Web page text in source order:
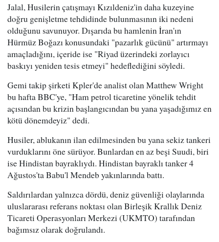
Jalal, Husilerin çatışmayı Kızıldeniz'in daha kuzeyine
doğru genişletme tehdidinde bulunmasının iki nedeni
olduğunu savunuyor. Dışarıda bu hamlenin İran'ın
Hürmüz Boğazı konusundaki "pazarlık gücünü" artırmayı
amaçladığını, içeride ise "Riyad üzerindeki zorlayıcı
baskıyı yeniden tesis etmeyi" hedeflediğini söyledi.
Gemi takip şirketi Kpler'de analist olan Matthew Wright
bu hafta BBC'ye, "Ham petrol ticaretine yönelik tehdit
açısından bu krizin başlangıcından bu yana yaşadığımız en
kötü dönemdeyiz" dedi.
Husiler, ablukanın ilan edilmesinden bu yana sekiz tankeri
vurduklarını öne sürüyor. Bunlardan en az beşi Suudi, biri
ise Hindistan bayraklıydı. Hindistan bayraklı tanker 4
Ağustos'ta Babu'l Mendeb yakınlarında battı.
Saldırılardan yalnızca dördü, deniz güvenliği olaylarında
uluslararası referans noktası olan Birleşik Krallık Deniz
Ticareti Operasyonları Merkezi (UKMTO) tarafından
bağımsız olarak doğrulandı.